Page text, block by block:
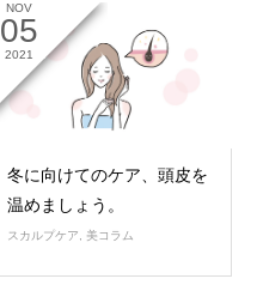
NOV
05
2021
冬に向けてのケア、頭皮を
温めましょう。
スカルプケア, 美コラム